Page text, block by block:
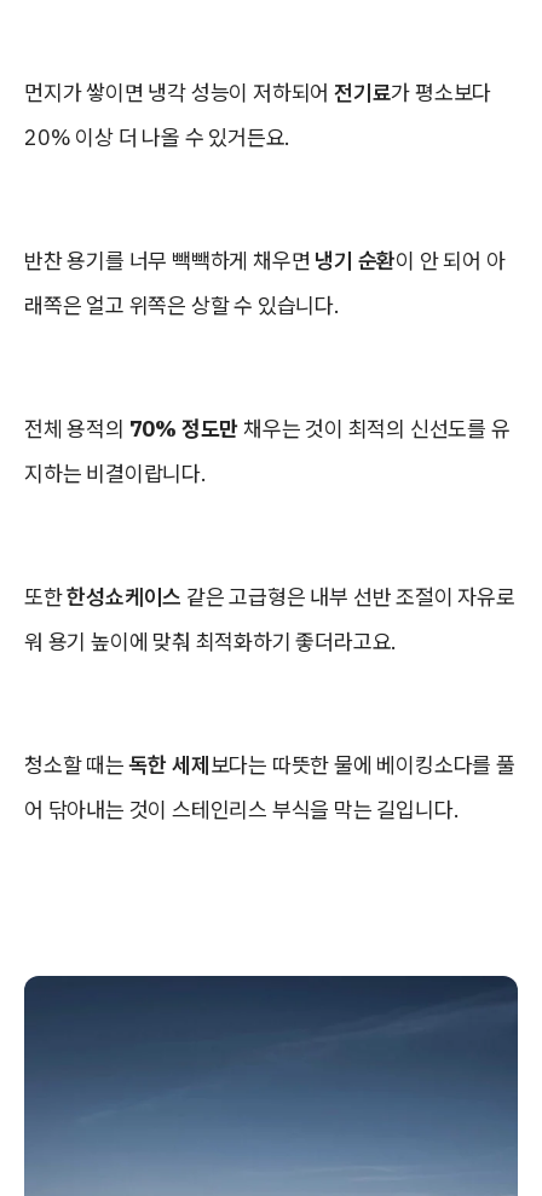
먼지가 쌓이면 냉각 성능이 저하되어전기료가 평소보다
20% 이상 더 나올 수 있거든요.
반찬 용기를 너무 빽빽하게 채우면 냉기 순환이 안 되어 아
래쪽은 얼고 위쪽은 상할 수 있습니다.
전체 용적의 70% 정도만채우는 것이 최적의 신선도를 유
지하는 비결이랍니다.
또한한성쇼케이스 같은 고급형은 내부 선반 조절이 자유로
워 용기 높이에 맞춰 최적화하기 좋더라고요.
청소할 때는독한 세제보다는 따뜻한 물에 베이킹소다를 풀
어 닦아내는 것이 스테인리스 부식을 막는 길입니다.